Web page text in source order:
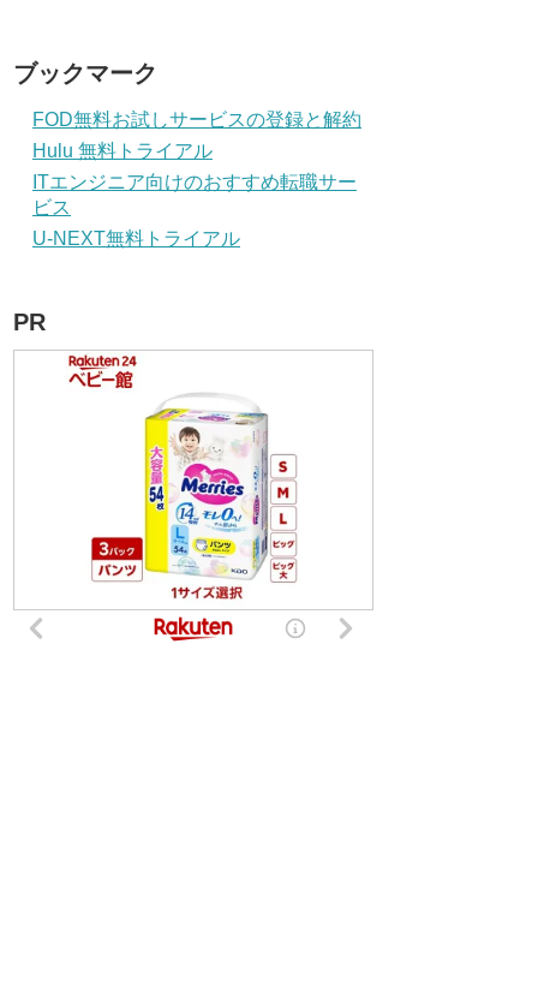
ブックマーク
FOD無料お試しサービスの登録と解約
Hulu 無料トライアル
ITエンジニア向けのおすすめ転職サー
ビス
U-NEXT無料トライアル
PR